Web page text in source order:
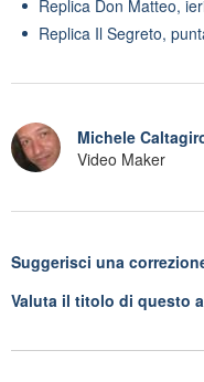
Replica Don Matteo,
Replica Il Segreto,
Michele
Video Maker
Suggerisci una
Valuta il titolo di questo